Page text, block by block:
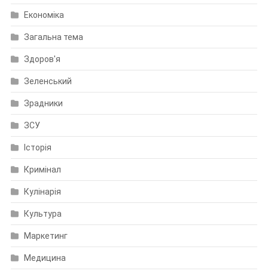
Економіка
Загальна тема
Здоров'я
Зеленський
Зрадники
ЗСУ
Історія
Кримінал
Кулінарія
Культура
Маркетинг
Медицина